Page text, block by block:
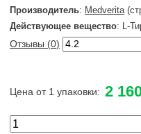
Производитель: Medverita
Действующее вещество: L-
Отзывы (0)
Цена от 1 упаковки: 2